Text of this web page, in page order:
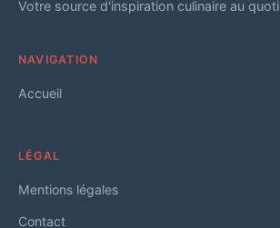
Votre source d'inspiration culinaire au
NAVIGATION
Accueil
LÉGAL
Mentions légales
Contact